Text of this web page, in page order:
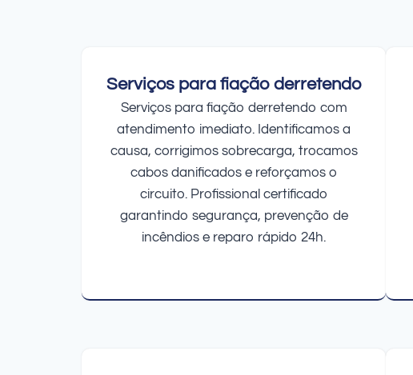
Serviços para fiação derretendo
Serviços para fiação derretendo com
atendimento imediato. Identificamos a
causa, corrigimos sobrecarga, trocamos
cabos danificados e reforçamos o
circuito. Profissional certificado
garantindo segurança, prevenção de
incêndios e reparo rápido 24h.